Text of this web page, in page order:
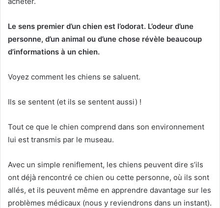
Le sens premier d’un chien est l’odorat. L’odeur d’une
personne, d’un animal ou d’une chose révèle beaucoup
d’informations à un chien.
Voyez comment les chiens se saluent.
Ils se sentent (et ils se sentent aussi) !
Tout ce que le chien comprend dans son environnement
lui est transmis par le museau.
Avec un simple reniflement, les chiens peuvent dire s’ils
ont déjà rencontré ce chien ou cette personne, où ils sont
allés, et ils peuvent même en apprendre davantage sur les
problèmes médicaux (nous y reviendrons dans un instant).